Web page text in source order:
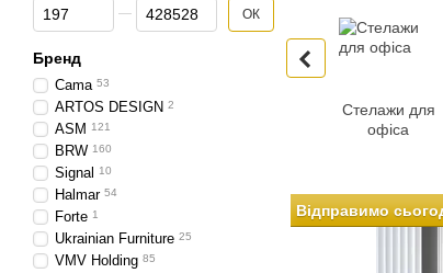
Стелажи для
офіса
Відправимо
Від Ціна, грн
До Ціна, грн ОК
Бренд
Cama 53
ARTOS DESIGN 2
ASM 121
BRW 160
Signal 10
Halmar 54
Forte 1
Ukrainian Furniture 25
VMV Holding 85